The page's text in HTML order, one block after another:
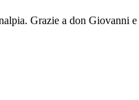
Grazie a don Giovanni